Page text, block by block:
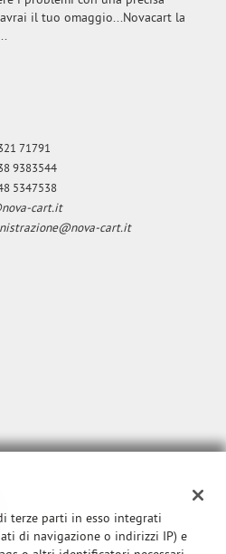
il tuo omaggio...Novacart la
71791
9383544
5347538
cart.it
cart.it
terze parti in esso integrati
di navigazione o indirizzi IP) e